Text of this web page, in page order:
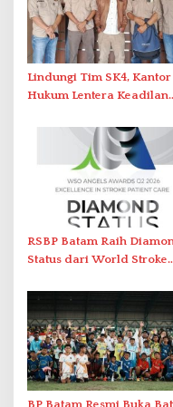
Lindungi Tim SK4, Kantor
Hukum Lentera Keadilan
Perlawanan ke Petugas di
Bukik Batarah
RSBP Batam Raih
Status dari World Stroke
Penanganan Stroke
Berstandar Internasional